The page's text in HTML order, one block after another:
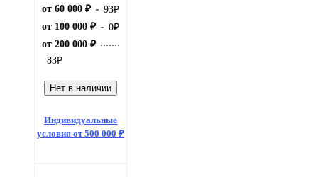
от 60 000 ₽
93₽
от 100 000 ₽
0₽
от 200 000 ₽
83₽
Нет в наличии
Индивидуальные
условия от 500 000 ₽